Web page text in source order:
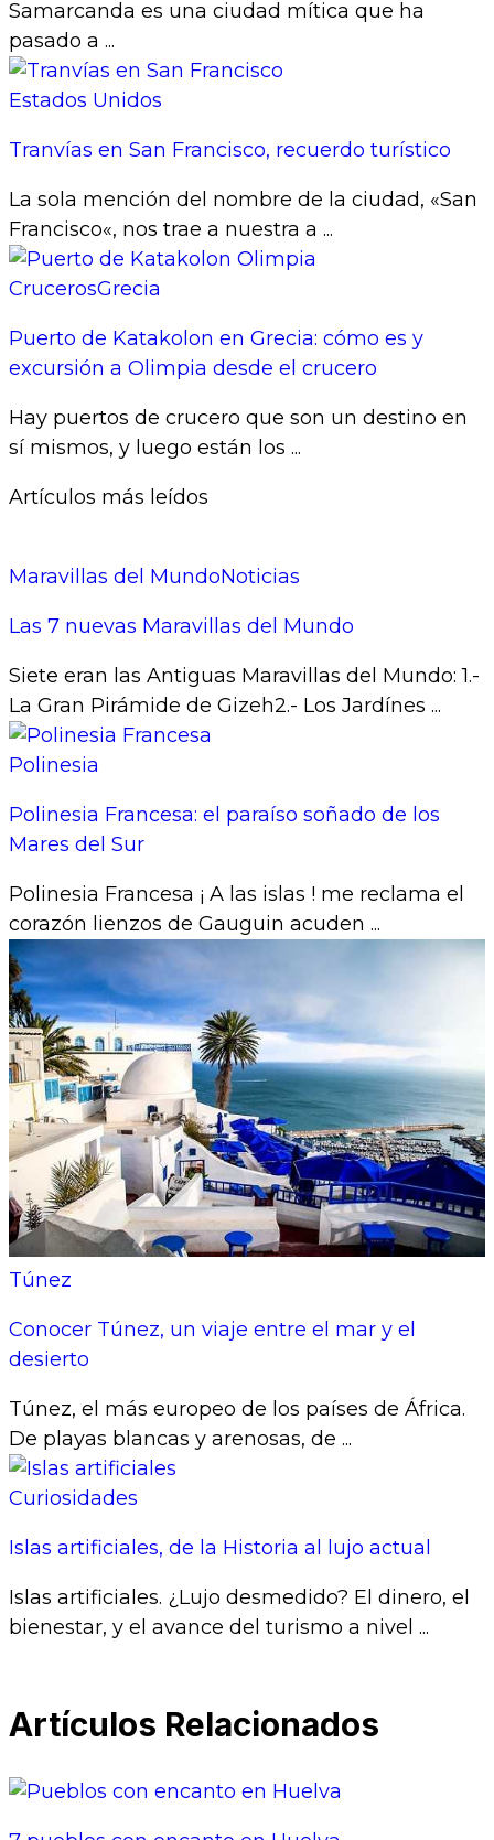
Samarcanda es una ciudad mítica que ha
pasado a ...
Estados Unidos
Tranvías en San Francisco, recuerdo turístico
La sola mención del nombre de la ciudad, «San
Francisco«, nos trae a nuestra a ...
CrucerosGrecia
Puerto de Katakolon en Grecia: cómo es y
excursión a Olimpia desde el crucero
Hay puertos de crucero que son un destino en
sí mismos, y luego están los ...
Artículos más leídos
Maravillas del MundoNoticias
Las 7 nuevas Maravillas del Mundo
Siete eran las Antiguas Maravillas del Mundo: 1.-
La Gran Pirámide de Gizeh2.- Los Jardínes ...
Polinesia
Polinesia Francesa: el paraíso soñado de los
Mares del Sur
Polinesia Francesa ¡ A las islas ! me reclama el
corazón lienzos de Gauguin acuden ...
Túnez
Conocer Túnez, un viaje entre el mar y el
desierto
Túnez, el más europeo de los países de África.
De playas blancas y arenosas, de ...
Curiosidades
Islas artificiales, de la Historia al lujo actual
Islas artificiales. ¿Lujo desmedido? El dinero, el
bienestar, y el avance del turismo a nivel ...
Artículos Relacionados